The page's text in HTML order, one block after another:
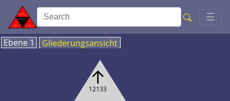
☰
Ebene 1 Gliederungsansicht
↑
12133